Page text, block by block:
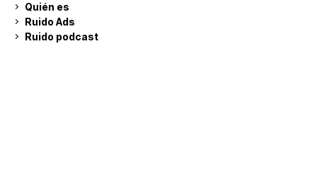
Quién es
Ruido Ads
Ruido podcast